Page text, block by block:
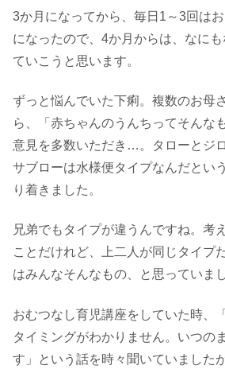
3か月になってから、毎日1～3回は
になったので、4か月からは、なに
ていこうと思います。
ずっと悩んでいた下痢。複数のお母
ら、「赤ちゃんのうんちってそんな
意見を多数いただき…。タローとジ
サブローは水様便タイプなんだとい
り着きました。
兄弟でもタイプが違うんですね。考
ことだけれど、上二人が同じタイプ
はみんなそんなもの、と思っていまし
おむつなし育児講座をしていた時、
タイミングがわかりません。いつの
す」という話を時々聞いていました